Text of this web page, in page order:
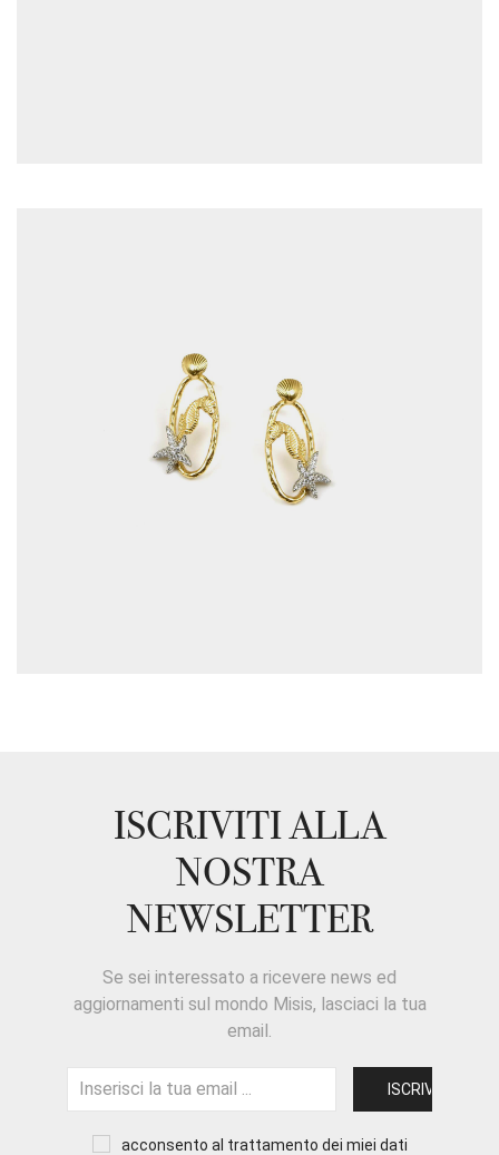
ISCRIVITI ALLA
NOSTRA
NEWSLETTER
Se sei interessato a ricevere news ed
aggiornamenti sul mondo Misis, lasciaci la tua
email.
acconsento al trattamento dei miei dati